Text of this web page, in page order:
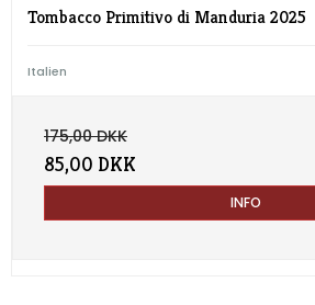
Tombacco Primitivo di Manduria 2025
Italien
175,00 DKK
85,00 DKK
INFO